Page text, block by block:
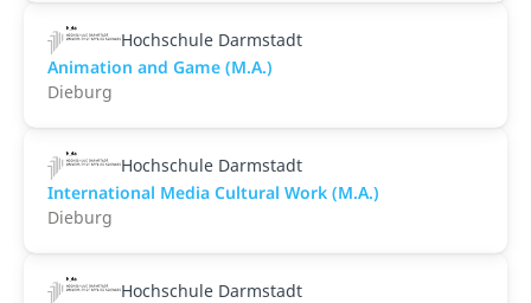
Hochschule Darmstadt
Animation and Game (M.A.)
Dieburg
Hochschule Darmstadt
International Media Cultural Work (M.A.)
Dieburg
Hochschule Darmstadt